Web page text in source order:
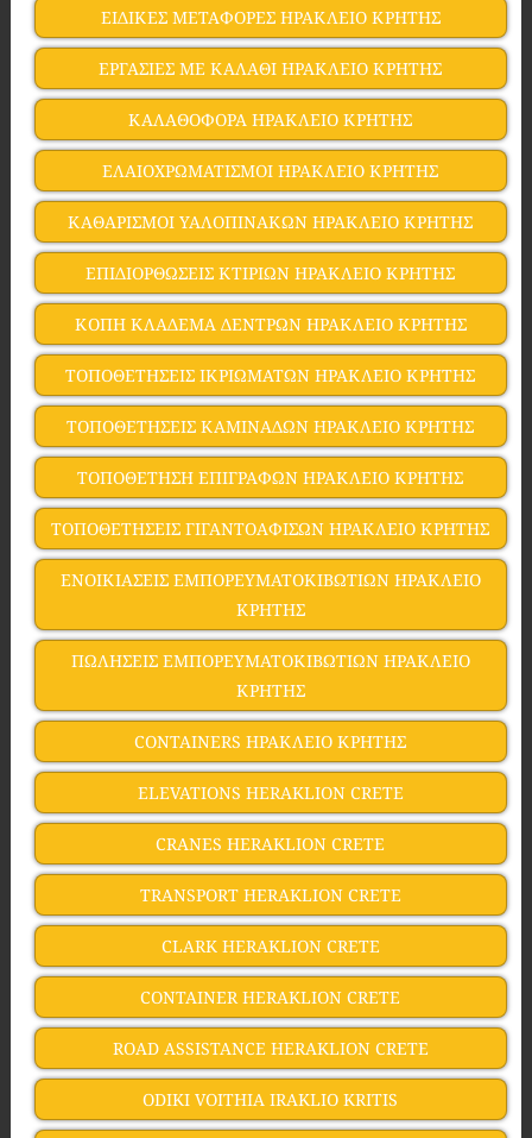
ΕΙΔΙΚΕΣ ΜΕΤΑΦΟΡΕΣ ΗΡΑΚΛΕΙΟ ΚΡΗΤΗΣ
ΕΡΓΑΣΙΕΣ ΜΕ ΚΑΛΑΘΙ ΗΡΑΚΛΕΙΟ ΚΡΗΤΗΣ
ΚΑΛΑΘΟΦΟΡΑ ΗΡΑΚΛΕΙΟ ΚΡΗΤΗΣ
ΕΛΑΙΟΧΡΩΜΑΤΙΣΜΟΙ ΗΡΑΚΛΕΙΟ ΚΡΗΤΗΣ
ΚΑΘΑΡΙΣΜΟΙ ΥΑΛΟΠΙΝΑΚΩΝ ΗΡΑΚΛΕΙΟ ΚΡΗΤΗΣ
ΕΠΙΔΙΟΡΘΩΣΕΙΣ ΚΤΙΡΙΩΝ ΗΡΑΚΛΕΙΟ ΚΡΗΤΗΣ
ΚΟΠΗ ΚΛΑΔΕΜΑ ΔΕΝΤΡΩΝ ΗΡΑΚΛΕΙΟ ΚΡΗΤΗΣ
ΤΟΠΟΘΕΤΗΣΕΙΣ ΙΚΡΙΩΜΑΤΩΝ ΗΡΑΚΛΕΙΟ ΚΡΗΤΗΣ
ΤΟΠΟΘΕΤΗΣΕΙΣ ΚΑΜΙΝΑΔΩΝ ΗΡΑΚΛΕΙΟ ΚΡΗΤΗΣ
ΤΟΠΟΘΕΤΗΣΗ ΕΠΙΓΡΑΦΩΝ ΗΡΑΚΛΕΙΟ ΚΡΗΤΗΣ
ΤΟΠΟΘΕΤΗΣΕΙΣ ΓΙΓΑΝΤΟΑΦΙΣΩΝ ΗΡΑΚΛΕΙΟ ΚΡΗΤΗΣ
ΕΝΟΙΚΙΑΣΕΙΣ ΕΜΠΟΡΕΥΜΑΤΟΚΙΒΩΤΙΩΝ ΗΡΑΚΛΕΙΟ
ΚΡΗΤΗΣ
ΠΩΛΗΣΕΙΣ ΕΜΠΟΡΕΥΜΑΤΟΚΙΒΩΤΙΩΝ ΗΡΑΚΛΕΙΟ
ΚΡΗΤΗΣ
CONTAINERS ΗΡΑΚΛΕΙΟ ΚΡΗΤΗΣ
ELEVATIONS HERAKLION CRETE
CRANES HERAKLION CRETE
TRANSPORT HERAKLION CRETE
CLARK HERAKLION CRETE
CONTAINER HERAKLION CRETE
ROAD ASSISTANCE HERAKLION CRETE
ODIKI VOITHIA IRAKLIO KRITIS